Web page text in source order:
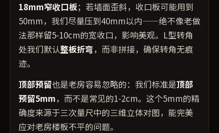
18mm窄收口板；若墙面歪斜，收口板可能用到
50mm，我们尽量压到40mm以内——绝不像老做
法那样留5-10cm的宽收口，影响美观。L型转角
处我们默认整板折弯，而非拼接，确保转角无痕
迹。
顶部预留也是老房容易忽略的：我们标准是顶部
预留5mm，而不是常见的1-2cm。这个5mm的精
确度来源于三次量尺中的三维立体对图，能完美
应对老房楼板不平的问题。